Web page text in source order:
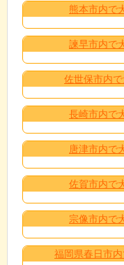
熊本市内で
諫早市内で
佐世保市内
長崎市内で
唐津市内で
佐賀市内で
宗像市内で
福岡県春日市